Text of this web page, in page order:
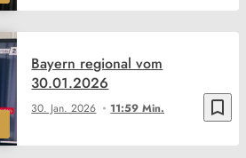
bookmark_border
30. Jan. 2026 11:59 Min.
Bayern regional vom
30.01.2026